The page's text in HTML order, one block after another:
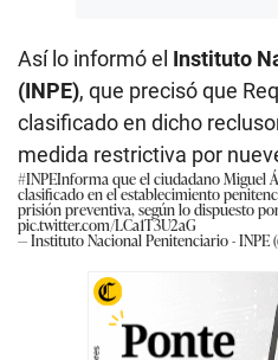
Así lo informó el Instituto
(INPE), que precisó que
clasificado en dicho
medida restrictiva por
#INPEInforma que el ciudadano Miguel
clasificado en el establecimiento
prisión preventiva, según lo dispuesto
pic.twitter.com/LCa1T3U2aG
— Instituto Nacional Penitenciario - INPE